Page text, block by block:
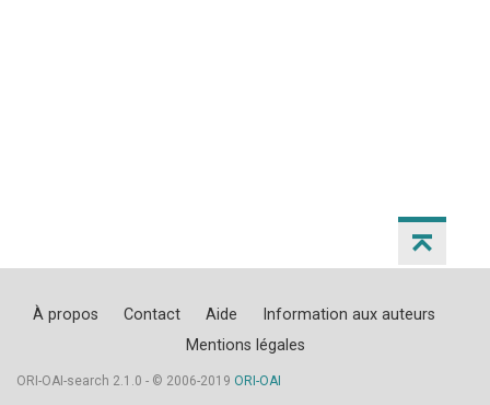
À propos Contact Aide
Information aux auteurs
Mentions légales
ORI-OAI-search 2.1.0 - © 2006-2019 ORI-OAI